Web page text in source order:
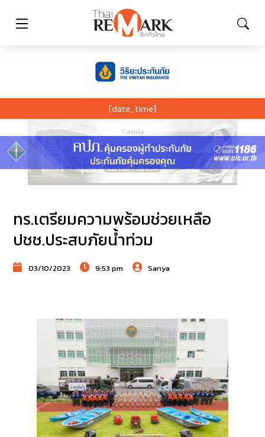
[date_time]
ทร.เตรียมความพร้อมช่วยเหลือ
ปชช.ประสบภัยน้ำท่วม
03/10/2023 9:53 pm Sanya